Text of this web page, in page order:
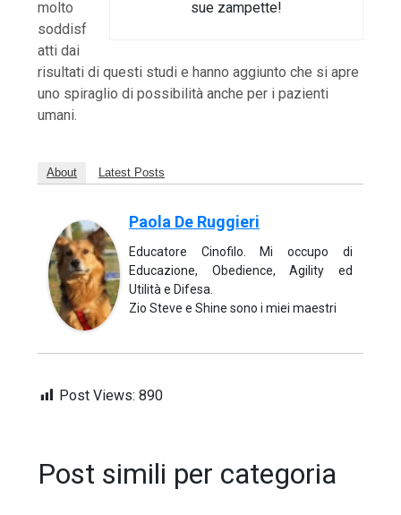
sue zampette!
molto
soddisf
atti dai
risultati di questi studi e hanno aggiunto che si apre
uno spiraglio di possibilità anche per i pazienti
umani.
About Latest Posts
Paola De Ruggieri
Educatore Cinofilo. Mi occupo di
Educazione, Obedience, Agility ed
Utilità e Difesa.
Zio Steve e Shine sono i miei maestri
Post Views: 890
Post simili per categoria